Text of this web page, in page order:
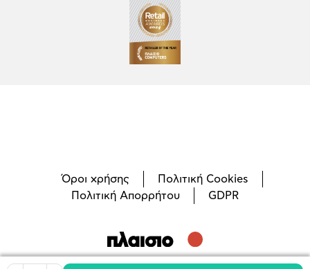
Όροι χρήσης
Πολιτική Cookies
Πολιτική Απορρήτου
GDPR